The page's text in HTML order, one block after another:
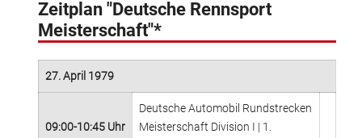
Zeitplan "Deutsche Rennsport
Meisterschaft"*
27. April 1979
09:00-10:45 Uhr
Deutsche Automobil Rundstrecken
Meisterschaft Division I | 1.